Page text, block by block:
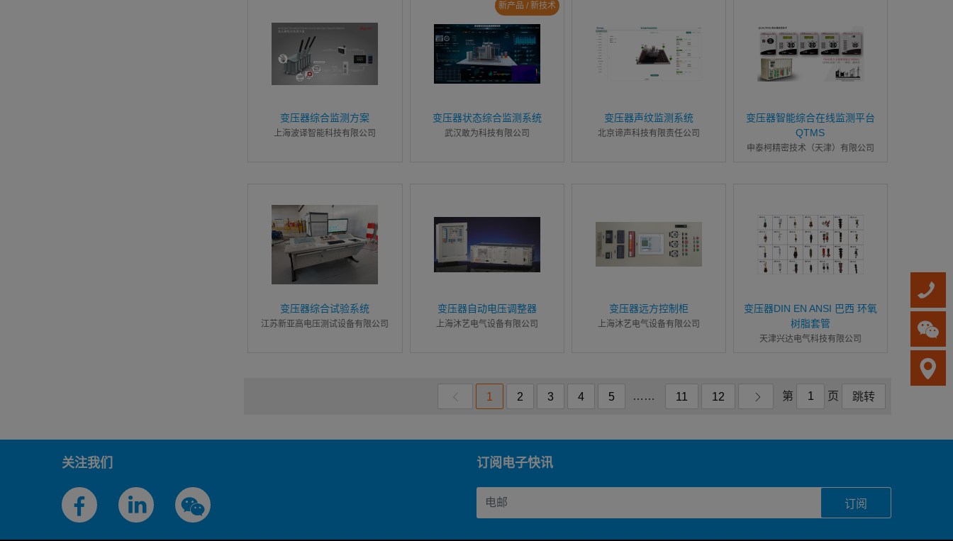
变压器综合监测方案
上海波译智能科技有限公司
新产品 / 新技术
变压器状态综合监测系统
武汉敢为科技有限公司
变压器声纹监测系统
北京谛声科技有限责任公司
变压器智能综合在线监测平台
QTMS
申泰柯精密技术（天津）有限公司
变压器综合试验系统
江苏新亚高电压测试设备有限公司
变压器自动电压调整器
上海沐艺电气设备有限公司
变压器远方控制柜
上海沐艺电气设备有限公司
变压器DIN EN ANSI 巴西 环氧
树脂套管
天津兴达电气科技有限公司
1 2 3 4 5 …… 11 12 第 页 跳转
关注我们 订阅电子快讯
订阅